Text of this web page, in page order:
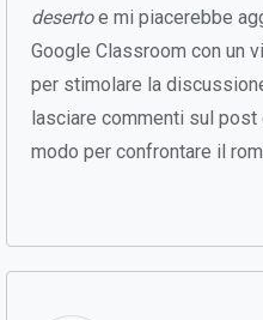
desertoe mi piacerebbe
Google Classroom con un
per stimolare la
lasciare commenti sul post
modo per confrontare il